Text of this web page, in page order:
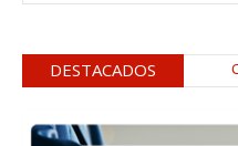
DESTACADOS